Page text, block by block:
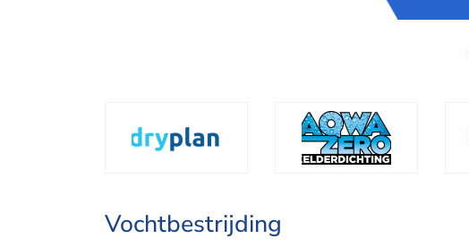
Vochtbestrijding